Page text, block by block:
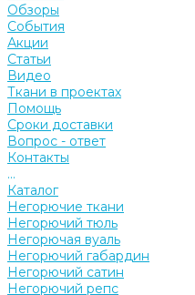
Обзоры
События
Акции
Статьи
Видео
Ткани в проектах
Помощь
Сроки доставки
Вопрос - ответ
Контакты
...
Каталог
Негорючие ткани
Негорючий тюль
Негорючая вуаль
Негорючий габардин
Негорючий сатин
Негорючий репс